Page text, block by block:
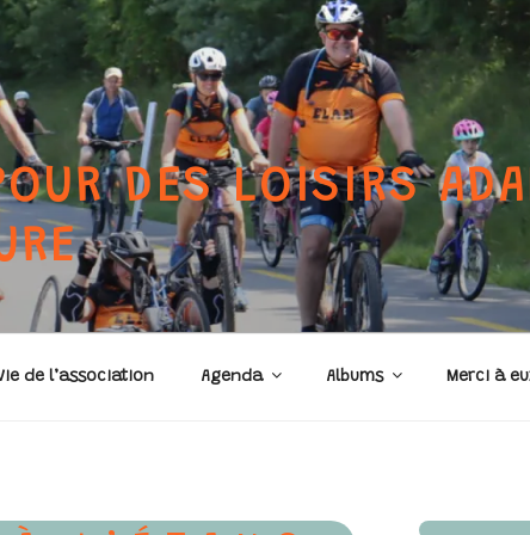
DES LOISIRS
de l’association Agenda Albums Merci à